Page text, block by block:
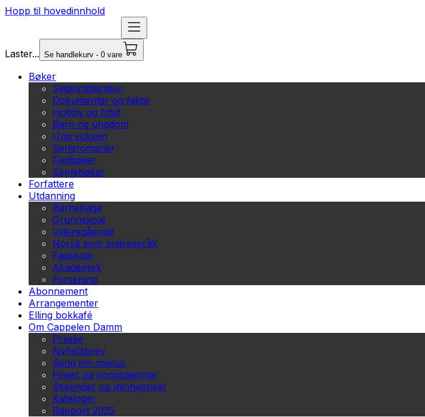
Hopp til hovedinnhold
Laster... Se handlekurv - 0 vare
Bøker
Skjønnlitteratur
Dokumentar og fakta
Hobby og fritid
Barn og ungdom
Ung voksen
Serieromaner
Fagbøker
Skolebøker
Forfattere
Utdanning
Barnehage
Grunnskole
Videregående
Norsk som andrespråk
Fagskole
Akademisk
Forskning
Abonnement
Arrangementer
Elling bokkafé
Om Cappelen Damm
Presse
Nyhetsbrev
Send inn manus
Priser og nominasjoner
Stipender og minnepriser
Kataloger
Rapport 2025